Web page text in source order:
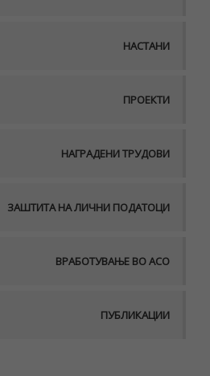
НАСТАНИ
ПРОЕКТИ
НАГРАДЕНИ ТРУДОВИ
ЗАШТИТА НА ЛИЧНИ ПОДАТОЦИ
ВРАБОТУВАЊЕ ВО АСО
ПУБЛИКАЦИИ